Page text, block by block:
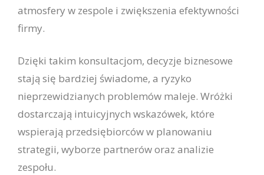
atmosfery w zespole i zwiększenia efektywności
firmy.
Dzięki takim konsultacjom, decyzje biznesowe
stają się bardziej świadome, a ryzyko
nieprzewidzianych problemów maleje. Wróżki
dostarczają intuicyjnych wskazówek, które
wspierają przedsiębiorców w planowaniu
strategii, wyborze partnerów oraz analizie
zespołu.